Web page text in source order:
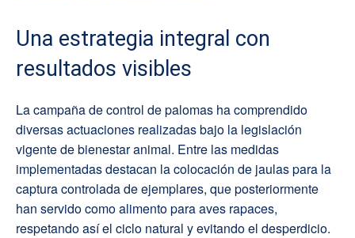
Una estrategia integral con
resultados visibles
La campaña de control de palomas ha comprendido
diversas actuaciones realizadas bajo la legislación
vigente de bienestar animal. Entre las medidas
implementadas destacan la colocación de jaulas para la
captura controlada de ejemplares, que posteriormente
han servido como alimento para aves rapaces,
respetando así el ciclo natural y evitando el desperdicio.